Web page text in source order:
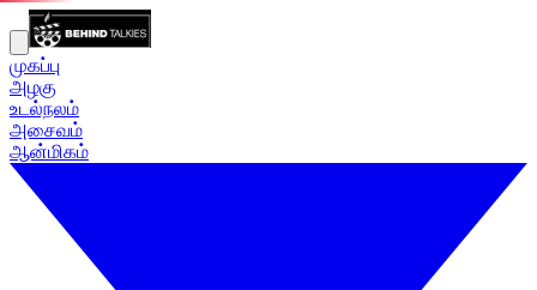
முகப்பு
அழகு
உடல்நலம்
அசைவம்
ஆன்மிகம்